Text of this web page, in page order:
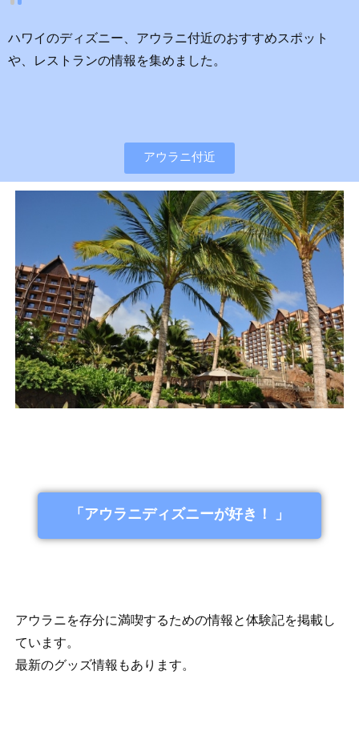
ハワイのディズニー、アウラニ付近のおすすめスポット
や、レストランの情報を集めました。
アウラニ付近
「アウラニディズニーが好き！ 」
アウラニを存分に満喫するための情報と体験記を掲載し
ています。
最新のグッズ情報もあります。